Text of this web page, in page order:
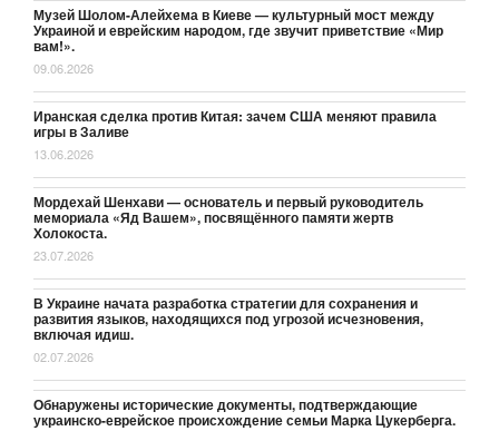
Музей Шолом-Алейхема в Киеве — культурный мост между
Украиной и еврейским народом, где звучит приветствие «Мир
вам!».
09.06.2026
Иранская сделка против Китая: зачем США меняют правила
игры в Заливе
13.06.2026
Мордехай Шенхави — основатель и первый руководитель
мемориала «Яд Вашем», посвящённого памяти жертв
Холокоста.
23.07.2026
В Украине начата разработка стратегии для сохранения и
развития языков, находящихся под угрозой исчезновения,
включая идиш.
02.07.2026
Обнаружены исторические документы, подтверждающие
украинско-еврейское происхождение семьи Марка Цукерберга.